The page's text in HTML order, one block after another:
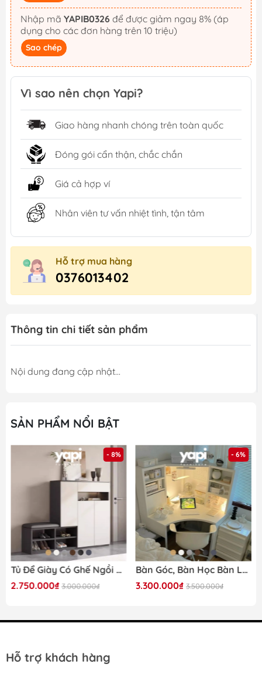
Nhập mã YAPIB0326
dụng cho các đơn hàng trên 10 triệu)
Sao chép
Vì sao nên chọn Yapi?
Giao hàng nhanh chóng trên toàn quốc
Đóng gói cẩn thận, chắc chắn
Giá cả hợp ví
Nhân viên tư vấn nhiệt tình, tận tâm
Hỗ trợ mua hàng
0376013402
Thông tin chi tiết sản phẩm
Nội dung đang cập nhật...
SẢN PHẨM NỔI BẬT
Tủ Để Giày Có Ghế Ngồi Bọc Nệm 140x35x100cm Yapi-322
Bàn Góc, Bàn Học Bàn Làm Việc Đa Năng 100x100x142cm Có Kệ Để Đồ Siêu Tiện Dụng Yapi-418
3.300.000₫
3.500.000₫ 3.700.000₫
Hỗ trợ khách hàng